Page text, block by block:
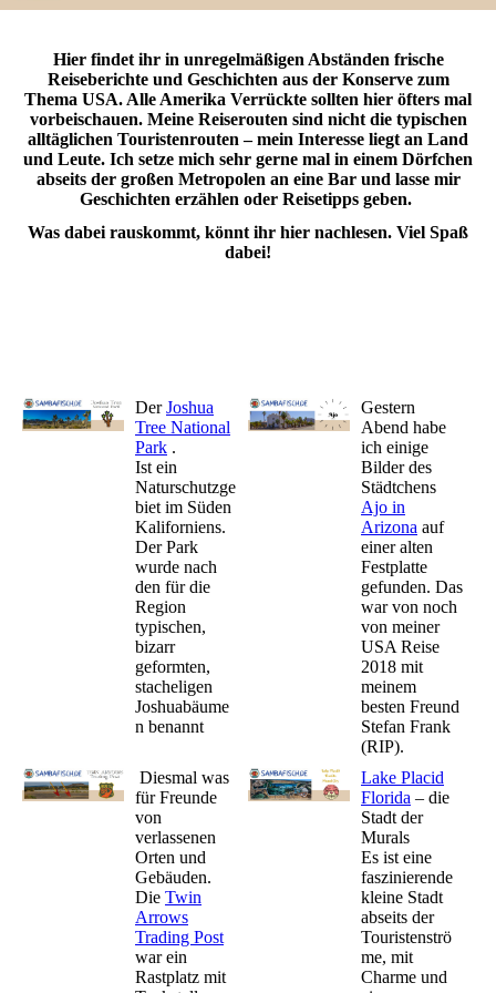
Hier findet ihr in unregelmäßigen Abständen frische
Reiseberichte und Geschichten aus der Konserve zum
Thema USA. Alle Amerika Verrückte sollten hier öfters mal
vorbeischauen. Meine Reiserouten sind nicht die typischen
alltäglichen Touristenrouten – mein Interesse liegt an Land
und Leute. Ich setze mich sehr gerne mal in einem Dörfchen
abseits der großen Metropolen an eine Bar und lasse mir
Geschichten erzählen oder Reisetipps geben.
Was dabei rauskommt, könnt ihr hier nachlesen. Viel Spaß
dabei!
DerJoshua
Tree National
Park .
Ist ein
Naturschutzge
biet im Süden
Kaliforniens.
Der Park
wurde nach
den für die
Region
typischen,
bizarr
geformten,
stacheligen
Joshuabäume
n benannt
Gestern
Abend habe
ich einige
Bilder des
Städtchens
Ajo in
Arizona auf
einer alten
Festplatte
gefunden. Das
war von noch
von meiner
USA Reise
2018 mit
meinem
besten Freund
Stefan Frank
(RIP).
Diesmal was
für Freunde
von
verlassenen
Orten und
Gebäuden.
Die Twin
Arrows
Trading Post
war ein
Rastplatz mit
Lake Placid
Florida – die
Stadt der
Murals
Es ist eine
faszinierende
kleine Stadt
abseits der
Touristenströ
me, mit
Charme und